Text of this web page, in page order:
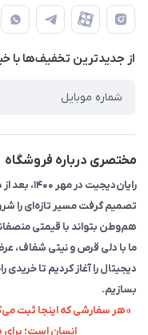
حضوری از قبل با
لیست محصولات
تماس با ما
قوانین و مقررات
حریم خصوصی
راهنما
از جدید‌ترین تخفیف‌ها با‌
مختصری درباره فروشگاه
تصمیم گرفت مسیر تازه‌ای را
هم‌وطن بتواند با قیمتی
ما با دلی قرص و نیتی شفاف،
دیجیتال را آغاز کردیم تا
بسازیم.
«هر سفارشی که اینجا ثبت
انسان است؛